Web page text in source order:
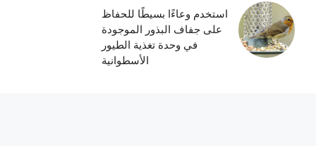
استخدم وعاءًا بسيطًا للحفاظ
على جفاف البذور الموجودة
في وحدة تغذية الطيور
الأسطوانية